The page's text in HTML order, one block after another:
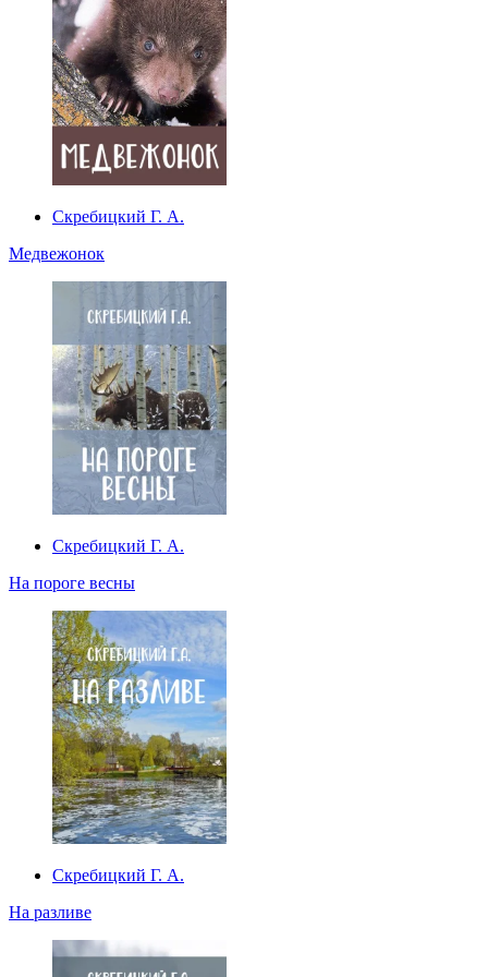
Скребицкий Г. А.
Медвежонок
Скребицкий Г. А.
На пороге весны
Скребицкий Г. А.
На разливе